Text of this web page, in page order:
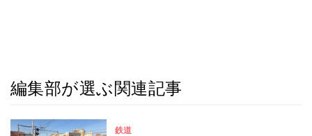
編集部が選ぶ関連記事
鉄道